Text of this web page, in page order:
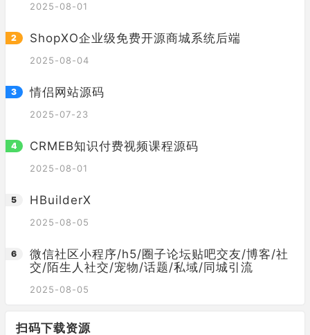
2025-08-01
ShopXO企业级免费开源商城系统后端
2025-08-04
情侣网站源码
2025-07-23
CRMEB知识付费视频课程源码
2025-08-01
HBuilderX
2025-08-05
微信社区小程序/h5/圈子论坛贴吧交友/博客/社
交/陌生人社交/宠物/话题/私域/同城引流
2025-08-05
扫码下载资源